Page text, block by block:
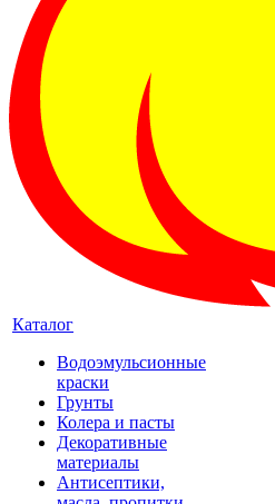
Каталог
Водоэмульсионные
краски
Грунты
Колера и пасты
Декоративные
материалы
Антисептики,